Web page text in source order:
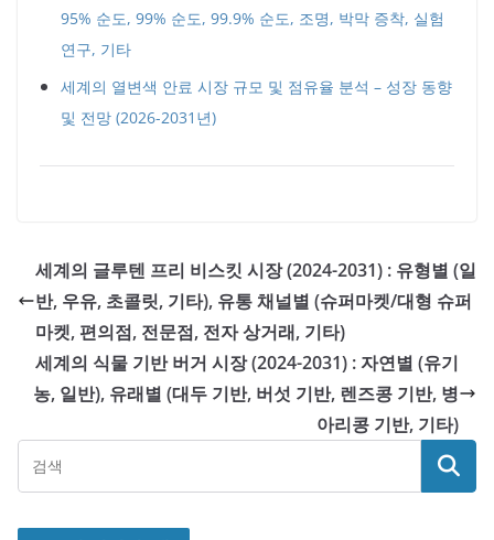
95% 순도, 99% 순도, 99.9% 순도, 조명, 박막 증착, 실험
연구, 기타
세계의 열변색 안료 시장 규모 및 점유율 분석 – 성장 동향
및 전망 (2026-2031년)
세계의 글루텐 프리 비스킷 시장 (2024-2031) : 유형별 (일
반, 우유, 초콜릿, 기타), 유통 채널별 (슈퍼마켓/대형 슈퍼
마켓, 편의점, 전문점, 전자 상거래, 기타)
세계의 식물 기반 버거 시장 (2024-2031) : 자연별 (유기
농, 일반), 유래별 (대두 기반, 버섯 기반, 렌즈콩 기반, 병
아리콩 기반, 기타)